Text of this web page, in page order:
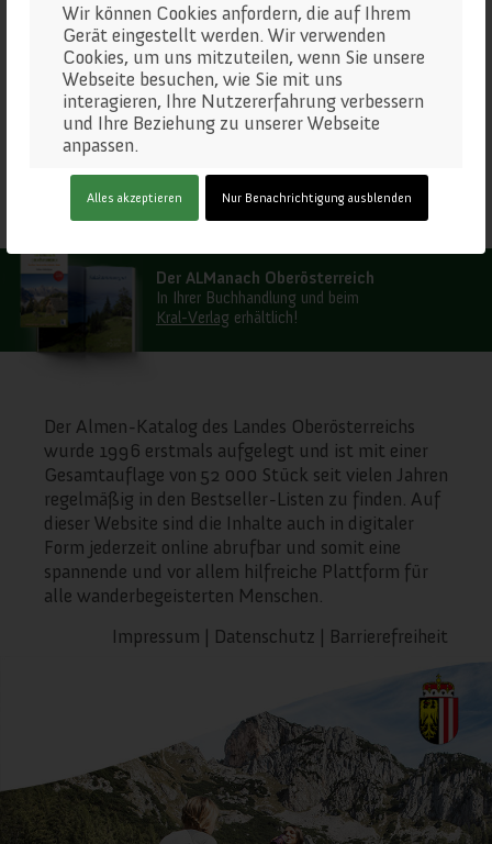
Wir können Cookies anfordern, die auf Ihrem
Gerät eingestellt werden. Wir verwenden
Cookies, um uns mitzuteilen, wenn Sie unsere
Webseite besuchen, wie Sie mit uns
interagieren, Ihre Nutzererfahrung verbessern
und Ihre Beziehung zu unserer Webseite
anpassen.
Klicken Sie auf die verschiedenen
Kategorienüberschriften, um mehr zu
erfahren. Sie können auch einige Ihrer
Einstellungen ändern. Beachten Sie, dass das
Blockieren einiger Arten von Cookies
Auswirkungen auf Ihre Erfahrung auf unseren
Webseite und auf die Dienste haben kann, die
Wichtige Webseiten-Cookies
Andere externe Dienste
Datenschutz-Bestimmungen
Alles akzeptieren Nur Benachrichtigung ausblenden
Der ALManach Oberösterreich
In Ihrer Buchhandlung und beim
Kral-Verlag erhältlich!
Der Almen-Katalog des Landes Oberösterreichs
wurde 1996 erstmals aufgelegt und ist mit einer
Gesamtauflage von 52 000 Stück seit vielen Jahren
regelmäßig in den Bestseller-Listen zu finden. Auf
dieser Website sind die Inhalte auch in digitaler
Form jederzeit online abrufbar und somit eine
spannende und vor allem hilfreiche Plattform für
alle wanderbegeisterten Menschen.
Impressum | Datenschutz | Barrierefreiheit